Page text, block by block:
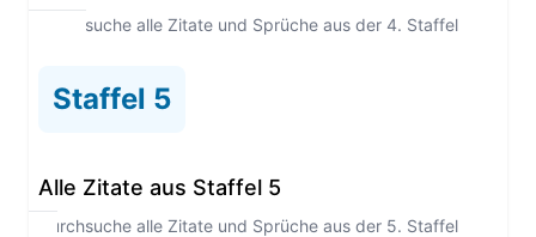
Durchsuche alle Zitate und Sprüche aus der 4. Staffel
Staffel 5
Alle Zitate aus Staffel 5
Durchsuche alle Zitate und Sprüche aus der 5. Staffel